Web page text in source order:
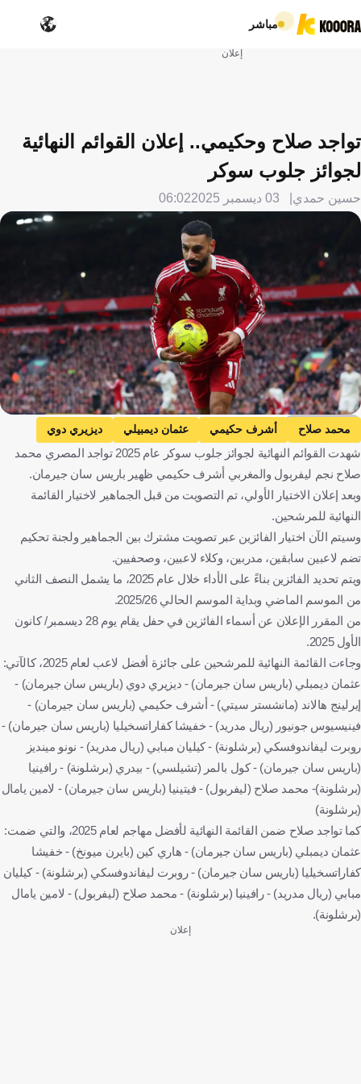
مباشر
إعلان
تواجد صلاح وحكيمي.. إعلان القوائم النهائية
لجوائز جلوب سوكر
حسين حمدي 03 ديسمبر 2025 06:02
Getty Images
محمد صلاح أشرف حكيمي عثمان ديمبيلي
ديزيري دوي
إرلينج هالاند
فينيسيوس جونيور
خفيتشا كفاراتسخيليا
روبرت ليفاندوفسكي
كيليان مبابي نونو مينديز
كول بالمر
رافينيا فيتينيا لامين يامال
المغرب
فرنسا
النرويج البرازيل جورجيا بولندا
البرتغال
إنجلترا
إسبانيا كرة قدم
شهدت القوائم النهائية لجوائز جلوب سوكر عام 2025 تواجد المصري محمد
صلاح نجم ليفربول والمغربي أشرف حكيمي ظهير باريس سان جيرمان.
وبعد إعلان الاختيار الأولي، تم التصويت من قبل الجماهير لاختيار القائمة
النهائية للمرشحين.
وسيتم الآن اختيار الفائزين عبر تصويت مشترك بين الجماهير ولجنة تحكيم
تضم لاعبين سابقين، مدربين، وكلاء لاعبين، وصحفيين.
ويتم تحديد الفائزين بناءً على الأداء خلال عام 2025، ما يشمل النصف الثاني
من الموسم الماضي وبداية الموسم الحالي 2025/26.
من المقرر الإعلان عن أسماء الفائزين في حفل يقام يوم 28 ديسمبر/ كانون
الأول 2025.
وجاءت القائمة النهائية للمرشحين على جائزة أفضل لاعب لعام 2025، كالآتي:
عثمان ديمبلي (باريس سان جيرمان) - ديزيري دوي (باريس سان جيرمان) -
إيرلينج هالاند (مانشستر سيتي) - أشرف حكيمي (باريس سان جيرمان) -
فينيسيوس جونيور (ريال مدريد) - خفيشا كفاراتسخيليا (باريس سان جيرمان) -
روبرت ليفاندوفسكي (برشلونة) - كيليان مبابي (ريال مدريد) - نونو مينديز
(باريس سان جيرمان) - كول بالمر (تشيلسي) - بيدري (برشلونة) - رافينيا
(برشلونة)- محمد صلاح (ليفربول) - فيتينيا (باريس سان جيرمان) - لامين يامال
(برشلونة)
كما تواجد صلاح ضمن القائمة النهائية لأفضل مهاجم لعام 2025، والتي ضمت:
عثمان ديمبلي (باريس سان جيرمان) - هاري كين (بايرن ميونخ) - خفيشا
كفاراتسخيليا (باريس سان جيرمان) - روبرت ليفاندوفسكي (برشلونة) - كيليان
مبابي (ريال مدريد) - رافينيا (برشلونة) - محمد صلاح (ليفربول) - لامين يامال
(برشلونة).
إعلان